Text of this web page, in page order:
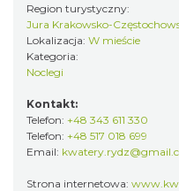
Region turystyczny:
Jura Krakowsko-
Lokalizacja: W mieście
Kategoria:
Noclegi
Kontakt:
Telefon: +48 343 611 330
Telefon: +48 517 018 699
Email:
Strona internetowa: